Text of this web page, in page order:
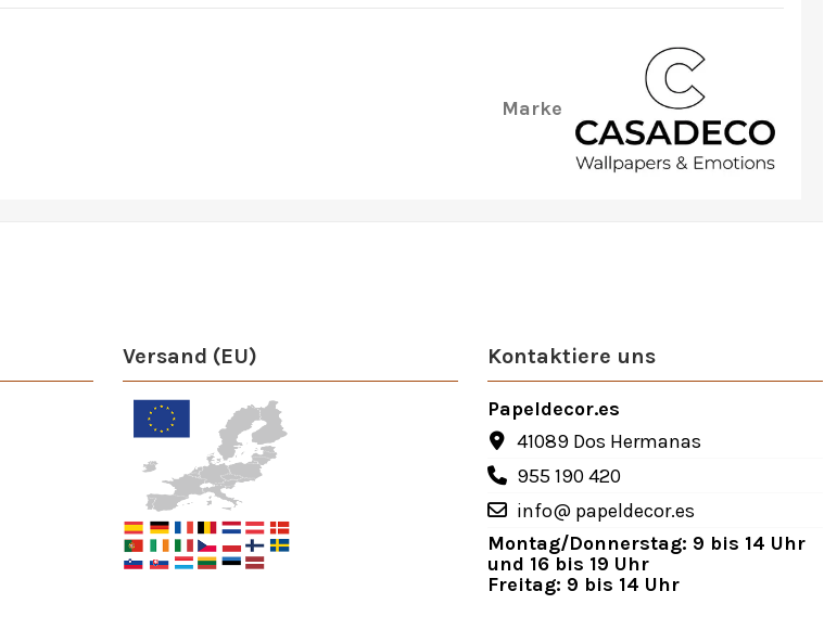
Marke
Versand (EU) Kontaktiere uns
Papeldecor.es
41089 Dos Hermanas
955 190 420
info@ papeldecor.es
Montag/Donnerstag: 9 bis 14 Uhr
und 16 bis 19 Uhr
Freitag: 9 bis 14 Uhr